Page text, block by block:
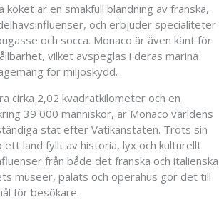
köket är en smakfull blandning av franska,
och erbjuder specialiteter
och socca. Monaco är även känt för
vilket avspeglas i deras marina
för miljöskydd.
cirka 2,02 kvadratkilometer och en
39 000 människor, är Monaco världens
stat efter Vatikanstaten. Trots sin
ett land fyllt av historia, lyx och kulturellt
från både det franska och italienska
museer, palats och operahus gör det till
för besökare.